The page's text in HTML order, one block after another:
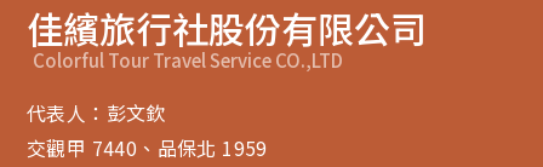
佳繽旅行社股份有限公司
Colorful Tour Travel Service CO.,LTD
代表人：彭文欽
交觀甲 7440、品保北 1959